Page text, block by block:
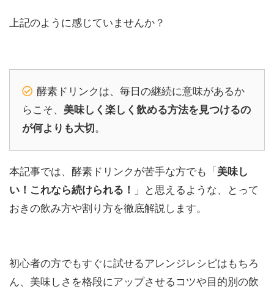
上記のように感じていませんか？
酵素ドリンクは、毎日の継続に意味があるか
らこそ、 美味しく楽しく飲める方法を見つけるの
が何よりも大切 。
本記事では、酵素ドリンクが苦手な方でも「 美味し
い！これなら続けられる！
」と思えるような、とって
おきの飲み方や割り方を徹底解説します。
初心者の方でもすぐに試せるアレンジレシピはもちろ
ん、美味しさを格段にアップさせるコツや目的別の飲